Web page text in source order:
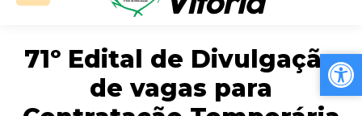
71º Edital de Divulgação
de vagas para